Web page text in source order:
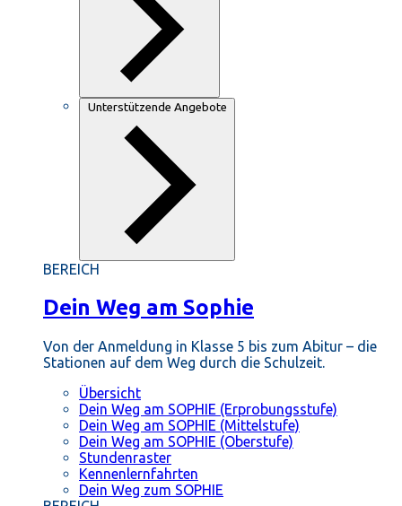
Unterstützende Angebote
BEREICH
Dein Weg am Sophie
Von der Anmeldung in Klasse 5 bis zum Abitur – die
Stationen auf dem Weg durch die Schulzeit.
Übersicht
Dein Weg am SOPHIE (Erprobungsstufe)
Dein Weg am SOPHIE (Mittelstufe)
Dein Weg am SOPHIE (Oberstufe)
Stundenraster
Kennenlernfahrten
Dein Weg zum SOPHIE